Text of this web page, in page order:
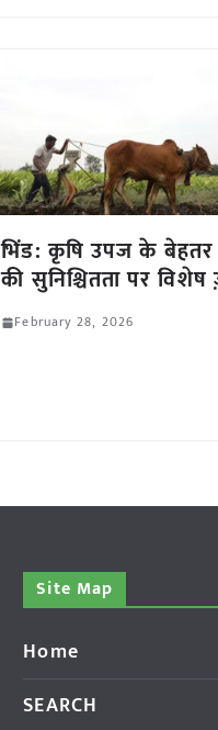
भिंड: कृषि उपज के
की सुनिश्चितता पर विशेष
February 28, 2026
Site Map
Home
SEARCH